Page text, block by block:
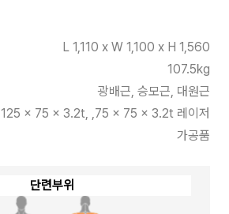
L 1,110 x W 1,100 x H 1,560
107.5kg
광배근, 승모근, 대원근
125 x 75 x 3.2t, ,75 x 75 x 3.2t 레이저
가공품
단련부위